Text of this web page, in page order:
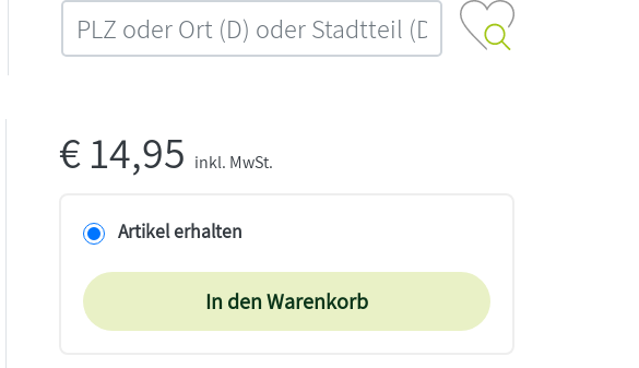
€14,95 inkl. MwSt.
Artikel erhalten
In den Warenkorb